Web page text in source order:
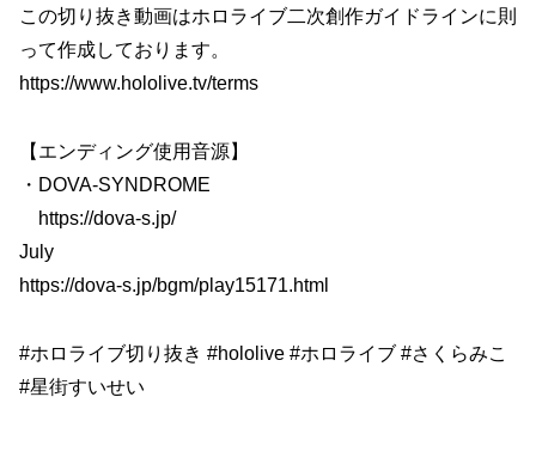
この切り抜き動画はホロライブ二次創作ガイドラインに則
って作成しております。
https://www.hololive.tv/terms
【エンディング使用音源】
・DOVA-SYNDROME
https://dova-s.jp/
July
https://dova-s.jp/bgm/play15171.html
#ホロライブ切り抜き #hololive #ホロライブ #さくらみこ
#星街すいせい